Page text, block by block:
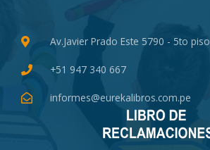
Av.Javier Prado Este 5790 - 5to
+51 947 340 667
informes@eurekalibros.com.pe